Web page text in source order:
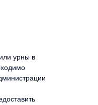
урны в